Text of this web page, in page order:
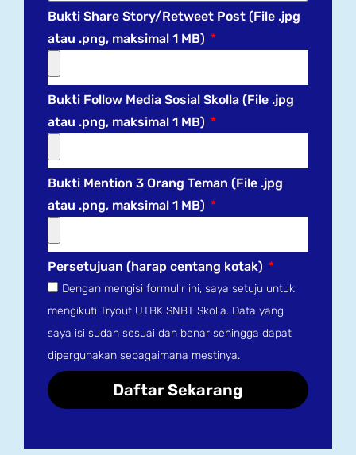
Bukti Share Story/Retweet Post (File .jpg
atau .png, maksimal 1 MB)
Bukti Follow Media Sosial Skolla (File .jpg
atau .png, maksimal 1 MB)
Bukti Mention 3 Orang Teman (File .jpg
atau .png, maksimal 1 MB)
Persetujuan (harap centang kotak)
Dengan mengisi formulir ini, saya setuju untuk
mengikuti Tryout UTBK SNBT Skolla. Data yang
saya isi sudah sesuai dan benar sehingga dapat
dipergunakan sebagaimana mestinya.
Daftar Sekarang